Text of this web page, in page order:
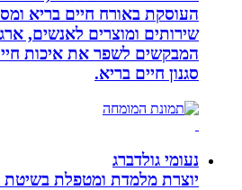
העוסקת באורח חיים בריא ומספקת
שירותים ומוצרים לאנשים, ארגונים
המבקשים לשפר את איכות חייהם
סגנון חיים בריא.
נעומי גולדברג
יוצרת מלמדת ומטפלת בשיטת Iro Shiatsu